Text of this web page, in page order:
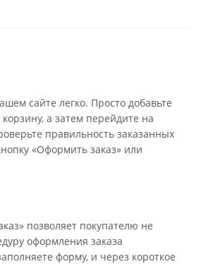
сайте легко. Просто добавьте
а затем перейдите на
правильность заказанных
«Оформить заказ» или
позволяет покупателю не
оформления заказа
форму, и через короткое